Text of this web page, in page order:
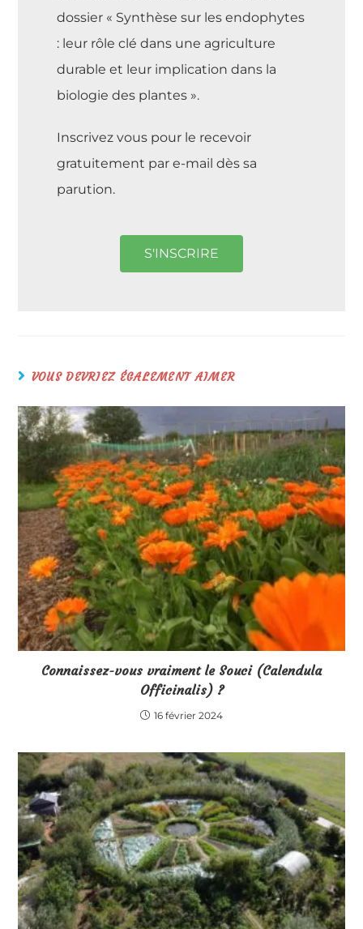
dossier « Synthèse sur les endophytes
: leur rôle clé dans une agriculture
durable et leur implication dans la
biologie des plantes ».
Inscrivez vous pour le recevoir
gratuitement par e-mail dès sa
parution.
S'INSCRIRE
VOUS DEVRIEZ ÉGALEMENT AIMER
Connaissez-vous vraiment le Souci (Calendula
Officinalis) ?
16 février 2024